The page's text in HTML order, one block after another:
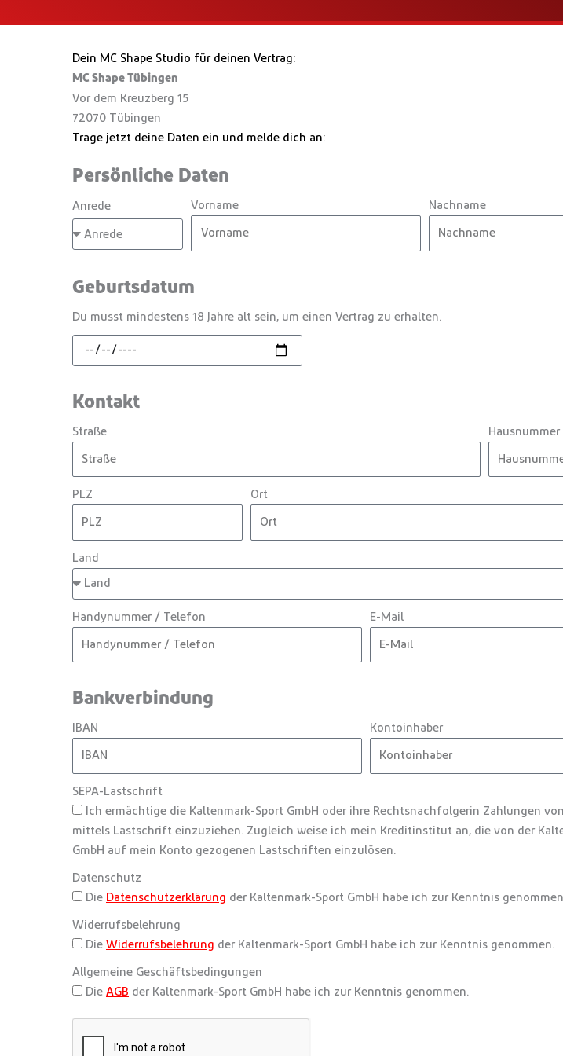
Dein MC Shape Studio für deinen Vertrag:
MC Shape Tübingen
Vor dem Kreuzberg 15
72070 Tübingen
Trage jetzt deine Daten ein und melde dich an:
Persönliche Daten
Anrede Vorname Nachname
Geburtsdatum
Du musst mindestens 18 Jahre alt sein, um einen Vertrag zu erhalten.
Kontakt
Straße Hausnummer
PLZ Ort
Land
Handynummer / Telefon E-Mail
Bankverbindung
IBAN Kontoinhaber
SEPA-Lastschrift
Ich ermächtige die Kaltenmark-Sport GmbH oder ihre Rechtsnachfolgerin Zahlungen
mittels Lastschrift einzuziehen. Zugleich weise ich mein Kreditinstitut an, die von der
GmbH auf mein Konto gezogenen Lastschriften einzulösen.
Datenschutz
Die Datenschutzerklärung der Kaltenmark-Sport GmbH habe ich zur Kenntnis genommen.
Widerrufsbelehrung
Die Widerrufsbelehrung der Kaltenmark-Sport GmbH habe ich zur Kenntnis genommen.
Allgemeine Geschäftsbedingungen
Die AGB der Kaltenmark-Sport GmbH habe ich zur Kenntnis genommen.